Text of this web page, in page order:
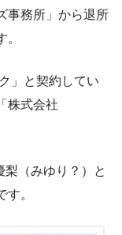
事務所」から退所
」と契約してい
株式会社
梨（みゆり？）と
。